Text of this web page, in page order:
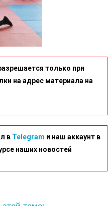
только при
на адрес материала на
в Telegram и наш аккаунт в
наших новостей